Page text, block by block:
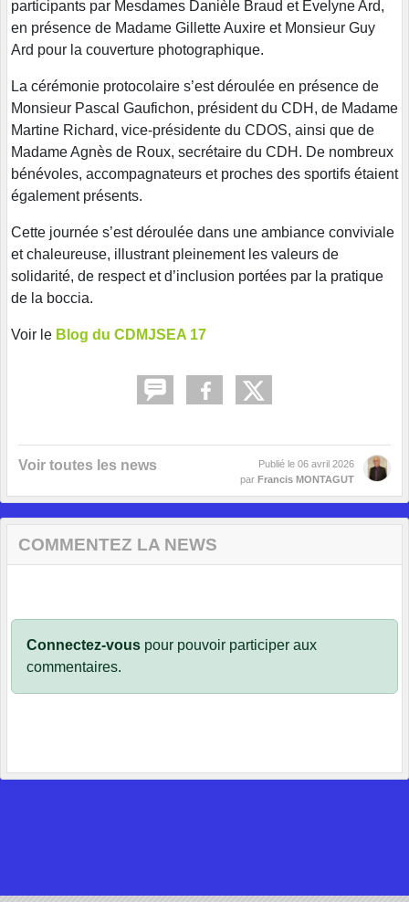
participants par Mesdames Danièle Braud et Évelyne Ard,
en présence de Madame Gillette Auxire et Monsieur Guy
Ard pour la couverture photographique.
La cérémonie protocolaire s’est déroulée en présence de
Monsieur Pascal Gaufichon, président du CDH, de Madame
Martine Richard, vice-présidente du CDOS, ainsi que de
Madame Agnès de Roux, secrétaire du CDH. De nombreux
bénévoles, accompagnateurs et proches des sportifs étaient
également présents.
Cette journée s’est déroulée dans une ambiance conviviale
et chaleureuse, illustrant pleinement les valeurs de
solidarité, de respect et d’inclusion portées par la pratique
de la boccia.
Voir le Blog du CDMJSEA 17
Voir toutes les news Publié le 06 avril 2026
par Francis MONTAGUT
COMMENTEZ LA NEWS
Connectez-vous pour pouvoir participer aux
commentaires.